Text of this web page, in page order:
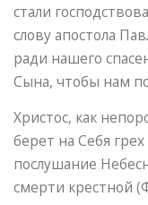
стали
слову апостола
ради нашего
Сына, чтобы нам
Христос, как
берет на Себя
послушание
смерти крестной